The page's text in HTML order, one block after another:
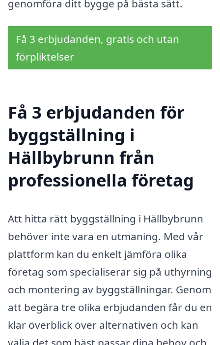
genomföra ditt bygge på bästa sätt.
Få 3 erbjudanden, gratis och utan
förpliktelser
Få 3 erbjudanden för
byggställning i
Hällbybrunn från
professionella företag
Att hitta rätt byggställning i Hällbybrunn
behöver inte vara en utmaning. Med vår
plattform kan du enkelt jämföra olika
företag som specialiserar sig på uthyrning
och montering av byggställningar. Genom
att begära tre olika erbjudanden får du en
klar överblick över alternativen och kan